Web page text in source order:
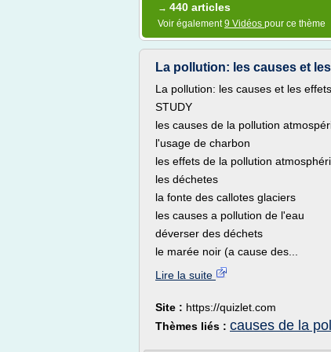
→ 440 articles
Voir également9 Vidéos pour ce thème
La pollution: les causes et
La pollution: les causes et les effets
STUDY
les causes de la pollution
l'usage de charbon
les effets de la pollution
les déchetes
la fonte des callotes glaciers
les causes a pollution de l'eau
déverser des déchets
le marée noir (a cause des...
Lire la suite
Site : https://quizlet.com
Thèmes liés : causes de la